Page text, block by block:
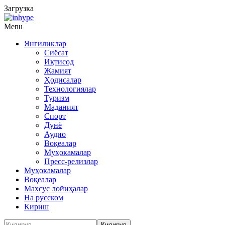
Загрузка
Menu
Янгиликлар
Сиёсат
Иқтисод
Жамият
Ҳодисалар
Технологиялар
Туризм
Маданият
Спорт
Дунё
Аудио
Воқеалар
Муҳокамалар
Пресс-релизлар
Муҳокамалар
Воқеалар
Махсус лойиҳалар
На русском
Кириш